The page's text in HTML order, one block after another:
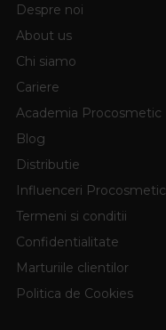
Despre noi
About us
Chi siamo
Cariere
Academia Procosmetic
Blog
Distributie
Influenceri Procosmetic
Termeni si conditii
Confidentialitate
Marturiile clientilor
Politica de Cookies